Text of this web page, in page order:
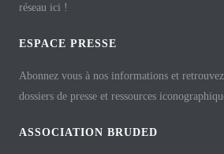
réseau ici !
ESPACE PRESSE
Abonnez vous à nos informations et
dossiers de presse et ressources
ASSOCIATION BRUDED